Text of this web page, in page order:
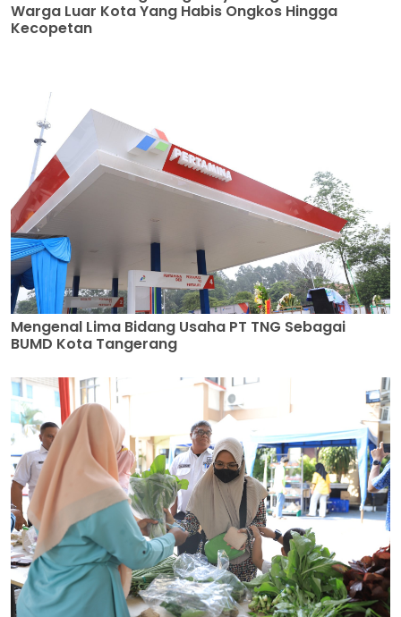
Warga Luar Kota Yang Habis Ongkos Hingga
Kecopetan
Mengenal Lima Bidang Usaha PT TNG Sebagai
BUMD Kota Tangerang